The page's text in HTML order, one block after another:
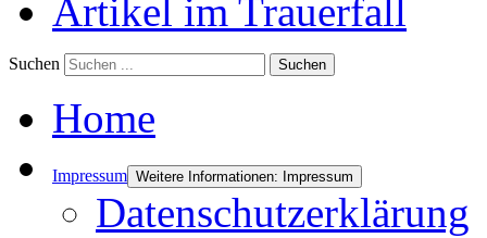
Artikel im Trauerfall
Suchen Suchen
Home
Impressum Weitere Informationen: Impressum
Datenschutzerklärung